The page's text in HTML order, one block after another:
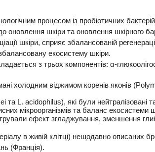
процесом із пробіотичних
оновлення шкіри та оновлення шкірного
шкіри, сприяє збалансованій
екосистему шкіри.
з трьох компонентів: α-
холодним віджимом коренів яконів
та L. acidophilus), які були нейтралізовані
мікроорганізмів та баланс екосистеми
ефект згладжування, зменшення
в живій клітці) нещодавно описаних
(Франція).